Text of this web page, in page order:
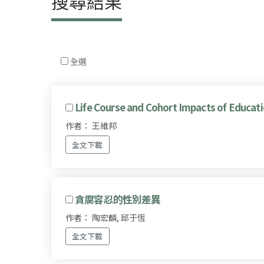
全選
Life Course and Cohort Impacts of
作者： 王維邦
全文下載
貪腐容忍的性別差異
作者： 陶宏麟, 邱于恆
全文下載